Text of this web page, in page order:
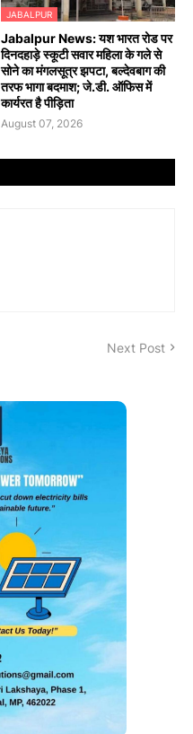
JABALPUR
Jabalpur News: यश भारत रोड पर
दिनदहाड़े स्कूटी सवार महिला के गले से
सोने का मंगलसूत्र झपटा, बल्देवबाग की
तरफ भागा बदमाश; जे.डी. ऑफिस में
कार्यरत है पीड़िता
August 07, 2026
Next Post